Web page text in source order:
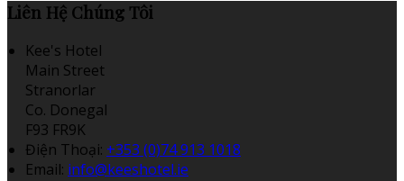
Liên Hệ Chúng Tôi
Kee's Hotel
Main Street
Stranorlar
Co. Donegal
F93 FR9K
Điện Thoại: +353 (0)74 913 1018
Email: info@keeshotel.ie